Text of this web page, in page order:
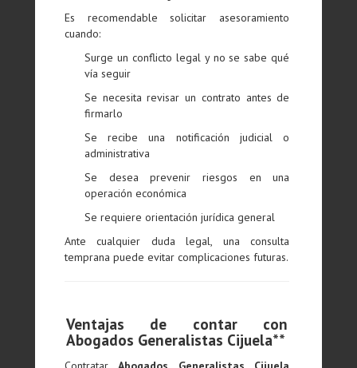
Es recomendable solicitar asesoramiento
cuando:
Surge un conflicto legal y no se sabe qué
vía seguir
Se necesita revisar un contrato antes de
firmarlo
Se recibe una notificación judicial o
administrativa
Se desea prevenir riesgos en una
operación económica
Se requiere orientación jurídica general
Ante cualquier duda legal, una consulta
temprana puede evitar complicaciones futuras.
Ventajas de contar con
Abogados Generalistas Cijuela**